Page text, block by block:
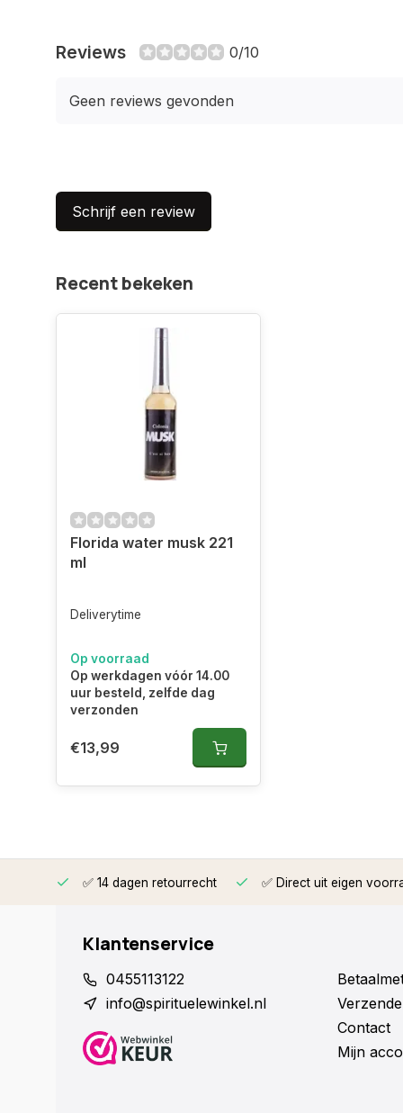
Reviews 0/10
Geen reviews gevonden
Schrijf een review
Recent bekeken
Florida water musk 221
ml
Deliverytime
Op voorraad
Op werkdagen vóór 14.00
uur besteld, zelfde dag
verzonden
€13,99
✅ 14 dagen retourrecht ✅ Direct uit eigen
Klantenservice
0455113122
info@spirituelewinkel.nl
Contact
Mijn